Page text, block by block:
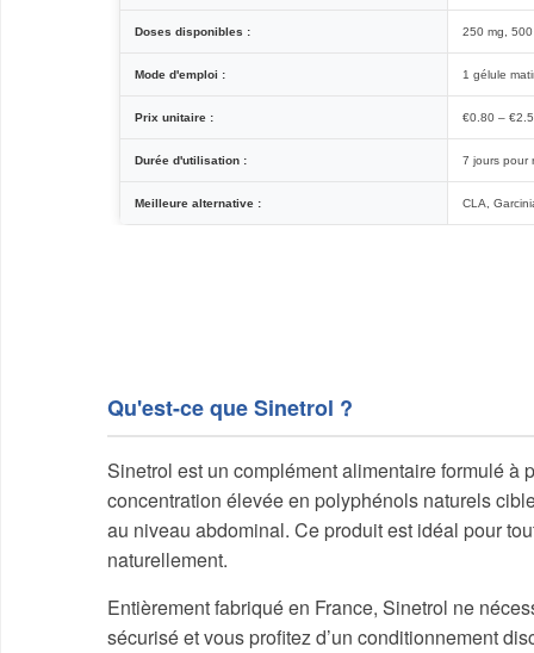
Doses disponibles : 250 mg,
Mode d'emploi : 1 gélule
Prix unitaire : €0.80 –
Durée d'utilisation : 7 jours pour
Meilleure alternative : CLA,
Qu'est-ce que Sinetrol ?
Sinetrol est un complément alimentaire formulé à
concentration élevée en polyphénols naturels
au niveau abdominal. Ce produit est idéal pour
naturellement.
Entièrement fabriqué en France, Sinetrol ne
sécurisé et vous profitez d’un conditionnement